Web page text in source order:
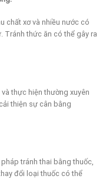
chất xơ và nhiều nước có
Tránh thức ăn có thể gây ra
thực hiện thường xuyên
thiện sự cân bằng
tránh thai bằng thuốc,
đổi loại thuốc có thể